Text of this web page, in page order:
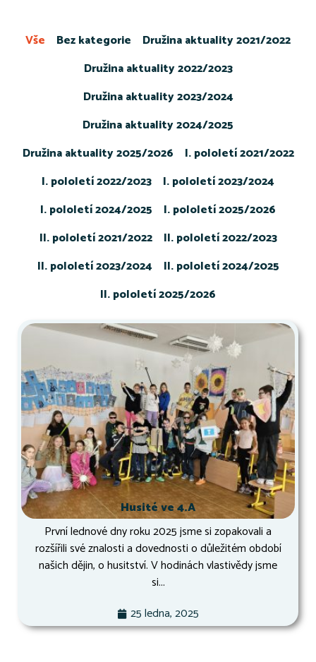
Bez kategorie
Družina aktuality 2021/2022
Družina aktuality 2022/2023
Družina aktuality 2023/2024
Družina aktuality 2024/2025
Družina aktuality 2025/2026
I. pololetí 2021/2022
I. pololetí 2022/2023
I. pololetí 2023/2024
I. pololetí 2024/2025
I. pololetí 2025/2026
II. pololetí 2021/2022
II. pololetí 2022/2023
II. pololetí 2023/2024
II. pololetí 2024/2025
II. pololetí 2025/2026
Vše
Husité ve 4.A
První lednové dny roku 2025 jsme si zopakovali a
rozšířili své znalosti a dovednosti o důležitém období
našich dějin, o husitství. V hodinách vlastivědy jsme
si...
25 ledna, 2025